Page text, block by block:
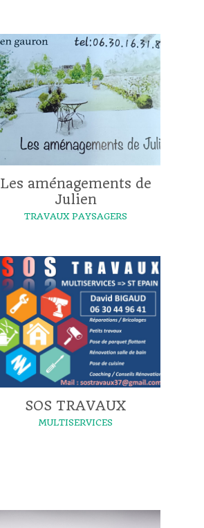
Les aménagements de
Julien
TRAVAUX PAYSAGERS
SOS TRAVAUX
MULTISERVICES